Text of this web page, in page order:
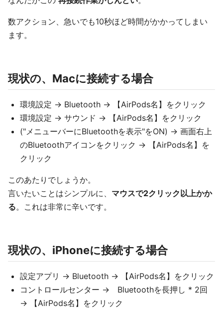
数アクション、急いでも10秒ほど時間がかかってしまい
ます。
現状の、Macに接続する場合
環境設定 → Bluetooth → 【AirPods名】をクリック
環境設定 → サウンド → 【AirPods名】をクリック
("メニューバーにBluetoothを表示"をON) → 画面右上
のBluetoothアイコンをクリック → 【AirPods名】を
クリック
このあたりでしょうか。
言いたいことはシンプルに、 マウスで2クリック以上かか
る。これは非常に辛いです。
現状の、iPhoneに接続する場合
設定アプリ → Bluetooth → 【AirPods名】をクリック
コントロールセンター → Bluetoothを長押し * 2回
→ 【AirPods名】をクリック